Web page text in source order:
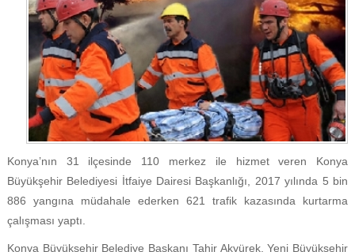
Konya’nın 31 ilçesinde 110 merkez ile hizmet veren Konya
Büyükşehir Belediyesi İtfaiye Dairesi Başkanlığı, 2017 yılında 5 bin
886 yangına müdahale ederken 621 trafik kazasında kurtarma
çalışması yaptı.
Konya Büyükşehir Belediye Başkanı Tahir Akyürek, Yeni Büyükşehir